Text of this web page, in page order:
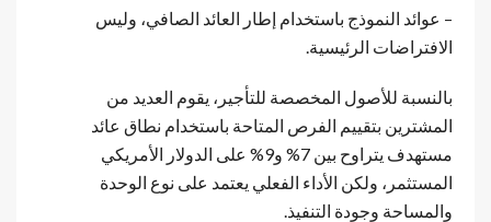
– عوائد النموذج باستخدام إطار العائد الصافي، وليس
الافتراضات الرئيسية.
بالنسبة للأصول المخصصة للتأجير، يقوم العديد من
المشترين بتقييم الفرص المتاحة باستخدام نطاق عائد
مستهدف يتراوح بين 7% و9% على الدولار الأمريكي
المستثمر، ولكن الأداء الفعلي يعتمد على نوع الوحدة
والمساحة وجودة التنفيذ.